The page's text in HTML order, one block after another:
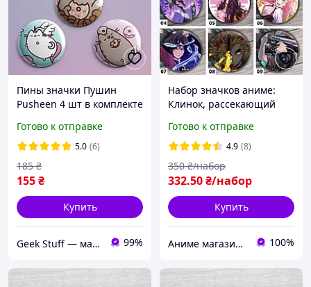
Пины значки Пушин
Pusheen 4 шт в комплекте
Готово к отправке
5.0 (6)
155₴
185 ₴
Купить
Geek Stuff — магазин аниме, гиков, Kpop товаров. Сувениры с вашим принтом и полиграфия 99%
Набор значков аниме:
Клинок, рассекающий
Kimetsu No Yaiba |№2
Готово к отправке
4.9 (8)
332.50₴/набор
350 ₴/набор
Купить
Аниме магазин Anikoneko 100%